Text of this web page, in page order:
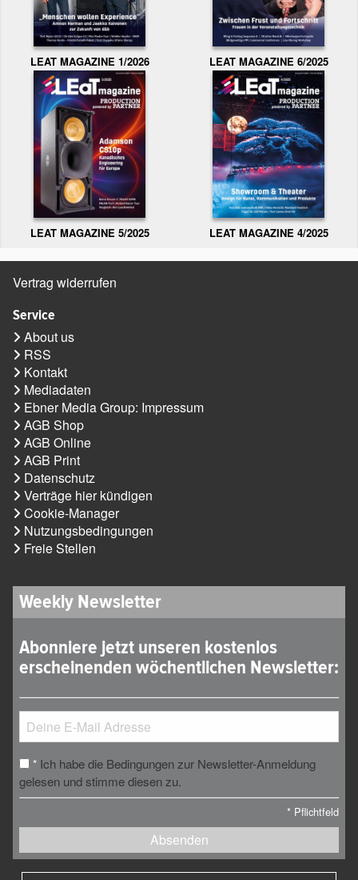
LEAT MAGAZINE 1/2026 LEAT MAGAZINE 6/2025
LEAT MAGAZINE 5/2025 LEAT MAGAZINE 4/2025
Vertrag widerrufen
Service
About us
RSS
Kontakt
Mediadaten
Ebner Media Group: Impressum
AGB Shop
AGB Online
AGB Print
Datenschutz
Verträge hier kündigen
Cookie-Manager
Nutzungsbedingungen
Freie Stellen
Weekly Newsletter
Abonniere jetzt unseren kostenlos
erscheinenden wöchentlichen Newsletter:
* Ich habe die Bedingungen zur Newsletter-Anmeldung
gelesen und stimme diesen zu.
* Pflichtfeld
Absenden